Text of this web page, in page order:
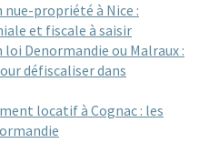
propriété à Nice :
et fiscale à saisir
Denormandie ou Malraux :
défiscaliser dans
locatif à Cognac : les